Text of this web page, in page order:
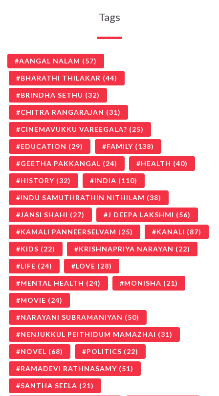
Tags
AANGAL NALAM (57)
BHARATHI THILAKAR (44)
BRINDHA SETHU (32)
CHITRA RANGARAJAN (31)
CINEMAVUKKU VAREEGALA? (25)
EDUCATION (29) FAMILY (138)
GEETHA PAKKANGAL (24) HEALTH (40)
HISTORY (32) INDIA (110)
INDU SAMUTHRATHIN NITHILAM (38)
JANSI SHAHI (27) J DEEPA LAKSHMI (56)
KAMALI PANNEERSELVAM (25) KANALI (87)
KIDS (22) KRISHNAPRIYA NARAYAN (22)
LIFE (24) LOVE (28)
MENTAL HEALTH (24) MONISHA (21)
MOVIE (24)
NARAYANI SUBRAMANIYAN (50)
NENJUKKUL PEITHIDUM MAMAZHAI (31)
NOVEL (68) POLITICS (22)
RAMADEVI RATHNASAMY (51)
SANTHA SEELA (21)